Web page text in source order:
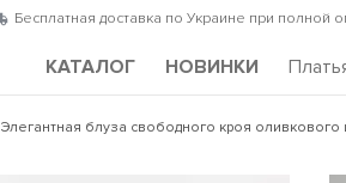
Бесплатная доставка по Украине при полной
КАТАЛОГ НОВИНКИ
Элегантная блуза свободного кроя оливкового